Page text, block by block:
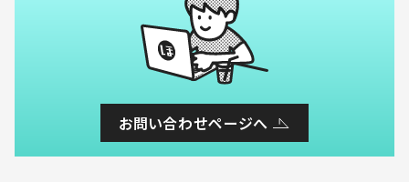
お問い合わせページへ